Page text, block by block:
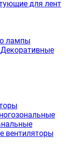
для лент
лампы
Декоративные
вентиляторы